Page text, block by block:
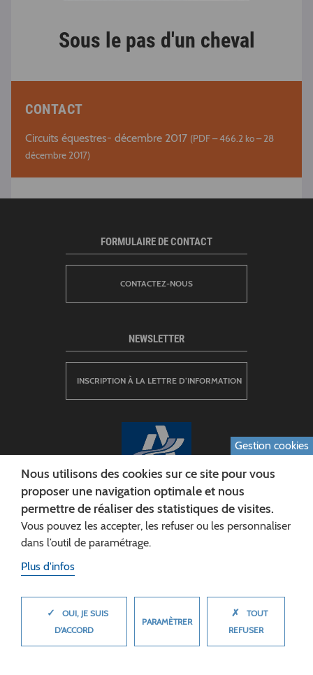
Sous le pas d'un cheval
CONTACT
Circuits équestres- décembre 2017 (PDF – 466.2 ko – 28
décembre 2017)
CONSEIL DÉPARTEMENTAL DE L'AISNE
Siège :
FORMULAIRE DE CONTACT
CONTACTEZ-NOUS
NEWSLETTER
INSCRIPTION À LA LETTRE D’INFORMATION
Gestion cookies
Nous utilisons des cookies sur ce site pour vous
proposer une navigation optimale et nous
permettre de réaliser des statistiques de visites.
Vous pouvez les accepter, les refuser ou les personnaliser
dans l’outil de paramétrage.
Plus d'infos
✓
OUI, JE SUIS
D'ACCORD
PARAMÈTRER
✗
TOUT
REFUSER
MASQUER